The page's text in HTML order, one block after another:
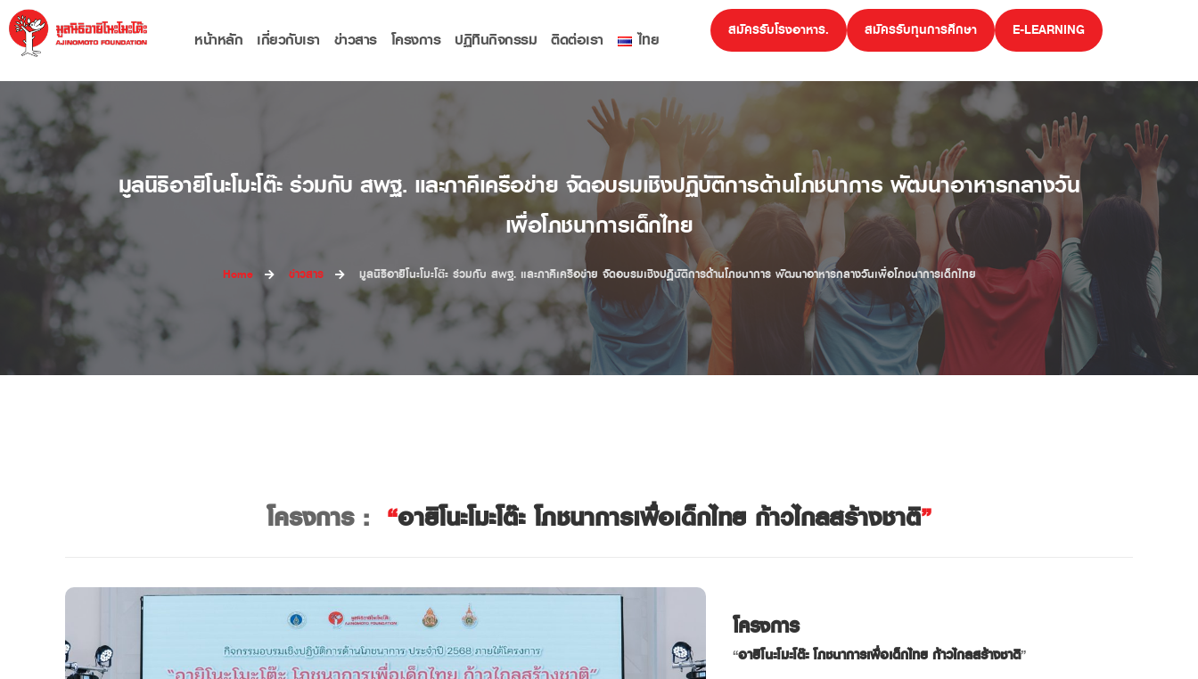
หน้าหลัก เกี่ยวกับเรา ข่าวสาร โครงการ ปฏิทินกิจกรรม ติดต่อเรา ไทย สมัครรับโรงอาหาร. สมัครรับทุนการศึกษา E-LEARNING
มูลนิธิอายิโนะโมะโต๊ะ ร่วมกับ สพฐ. และภาคีเครือข่าย จัดอบรมเชิงปฏิบัติการด้านโภชนาการ พัฒนาอาหารกลางวัน
เพื่อโภชนาการเด็กไทย
Home ข่าวสาร มูลนิธิอายิโนะโมะโต๊ะ ร่วมกับ สพฐ. และภาคีเครือข่าย จัดอบรมเชิงปฏิบัติการด้านโภชนาการ พัฒนาอาหารกลางวันเพื่อโภชนาการเด็กไทย
โครงการ : “อายิโนะโมะโต๊ะ โภชนาการเพื่อเด็กไทย ก้าวไกลสร้างชาติ”
โครงการ
“อายิโนะโมะโต๊ะ โภชนาการเพื่อเด็กไทย ก้าวไกลสร้างชาติ”